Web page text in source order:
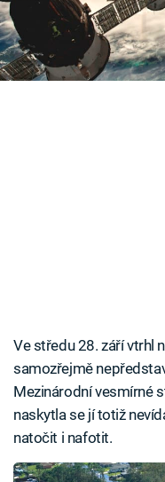
Časopis
Sledujte prima+
záběry
Ve středu 28. září vtrhl
samozřejmě
Mezinárodní vesmírné
naskytla se jí totiž
natočit i nafotit.